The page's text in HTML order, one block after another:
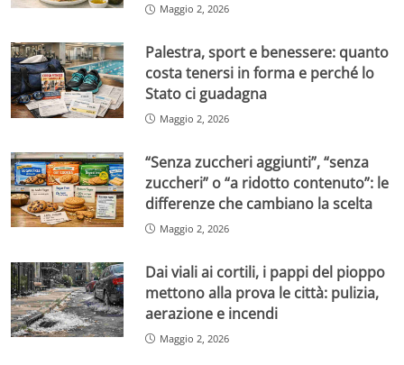
Maggio 2, 2026
Palestra, sport e benessere: quanto
costa tenersi in forma e perché lo
Stato ci guadagna
Maggio 2, 2026
“Senza zuccheri aggiunti”, “senza
zuccheri” o “a ridotto contenuto”: le
differenze che cambiano la scelta
Maggio 2, 2026
Dai viali ai cortili, i pappi del pioppo
mettono alla prova le città: pulizia,
aerazione e incendi
Maggio 2, 2026